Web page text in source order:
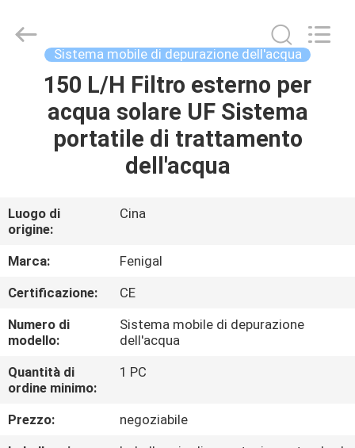
CASA
PRODOTTI
NOI
GIRO
DELLA
FABBRICA
CONTROLLO
DI
QUALITÀ
Fenigal
Science
Sistema mobile di depurazione dell'acqua
150 L/H Filtro esterno per
acqua solare UF Sistema
portatile di trattamento
dell'acqua
Luogo di
origine:
Cina
Marca:
Fenigal
Certificazione:
CE
Numero di
modello:
Sistema mobile di depurazione
dell'acqua
Quantità di
ordine minimo:
1 PC
Prezzo:
negoziabile